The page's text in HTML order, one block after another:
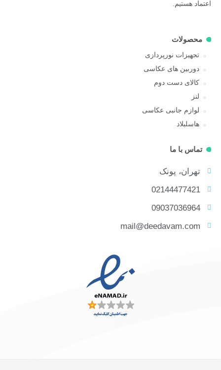
اعتماد هستیم.
محصولات
تجهیزات نورپردازی
دوربین های عکاسی
کالای دست دوم
لنز
لوازم جانبی عکاسی
هاسلبلاد
تماس با ما
تهران، پونک
02144477421
09037036964
mail@deedavam.com